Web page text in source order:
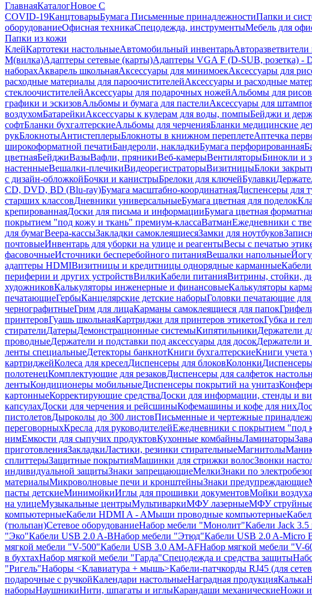
ГлавнаяКаталогНовое С
COVID-19КанцтоварыБумага Письменные принадлежностиПапки и
оборудованиеОфисная техникаСпецодежда, инструментыМебель для
Папки из кожи
КлейКартотеки настольныеАвтомобильный инвентарь
M(вилка)Адаптеры сетевые (карты)Адаптеры VGA F (D-SUB, розетка) -
наборахАкварель школьнаяАксессуары для минимоекАксессуары для
расходные материалы для пароочистителейАксессуары и расходные
стеклоочистителейАксессуары для подарочных ножейАльбомы для
графики и эскизовАльбомы и бумага для пастелиАксессуары для
воздухомБатарейкиАксессуары к кулерам для воды, помпыБейджи и
софтБланки бухгалтерскиеАльбомы для черченияБланки медицинские
рукБлокнотыАнтистеплерыБлокноты в книжном переплетеАптечка
широкоформатной печатиБандероли, накладкиБумага перфорированная
цветнаяБейджиВазыВафли, пряникиВеб-камерыВентиляторыБинокли и
настенныеВешалки-плечикиВидеорегистраторыВизитницыБлоки
с дизайн-обложкойБочки и канистрыБрелоки для ключейБулавки
CD, DVD, BD (Blu-ray)Бумага масштабно-координатнаяДиспенсеры для
старших классовДневники универсальныеБумага цветная для поделок
крепированнаяДоски для письма и информацииБумага цветная
покрытием "под кожу и ткань" премиум-классаВатманЕжедневники с
для бумагВеера-кассыЗакладки самоклеящиесяЗамки для ноутбуков
почтовыеИнвентарь для уборки на улице и реагентыВесы с печатью
фасовочныеИсточники бесперебойного питанияВешалки напольные
адаптеры HDMIВизитницы и кредитницы однорядные карманные
периферии и других устройствВилкиКабели питанияВитрины, стойки,
художниковКалькуляторы инженерные и финансовыеКалькуляторы
печатающиеГербыКанцелярские детские наборыГоловки печатающие для
чернографитныеГрим для лицаКарманы самоклеящиеся для папок
принтеровГуашь школьнаяКартриджи для принтеров этикетокГубка и
стирателиДатерыДемонстрационные системыКипятильникиДержатели
проводныеДержатели и подставки под аксессуары для досокДержатели
ленты специальныеДетекторы банкнотКниги бухгалтерскиеКниги учета
картриджейКолеса для креселДиспенсеры для блоковКолонки
полотенецКомплектующие для резаковДиспенсеры для салфеток
лентыКондиционеры мобильныеДиспенсеры покрытий на унитаз
картонныеКорректирующие средстваДоски для информации, стенды и
капсулахДоски для черчения и рейсшиныКофемашины и кофе для них
пистолетовДыроколы до 300 листовПисьменные и чертежные
переговорныхКресла для руководителейЕжедневники с покрытием "под
нимЕмкости для сыпучих продуктовКухонные комбайныЛаминаторы
приготовленияЗакладкиЛастики, резинки стирательныеМагнитолы
сплиттерыЗащитные покрытияМашинки для стрижки волосЗвонки
индивидуальной защитыЗнаки запрещающиеМелкиЗнаки по
материалыМикроволновые печи и кронштейныЗнаки предупреждающие
пасты детскиеМинимойкиИглы для прошивки документовМойки воздуха
на улицеМузыкальные центрыМультиваркиМФУ лазерныеМФУ
компьютерныеКабели HDMI A - AМыши проводные компьютерные
(тюльпан)Сетевое оборудованиеНабор мебели "Монолит"Кабели Jack 3.5
"Эко"Кабели USB 2.0 A-BНабор мебели "Этюд"Кабели USB 2.0 A-Micro
мягкой мебели "V-500"Кабели USB 3.0 AM-AFНабор мягкой мебели "V-
в бухтахНабор мягкой мебели "Гарда"Спецодежда и средства защиты
"Ригель"Наборы <Клавиатура + мышь>Кабели-патчкорды RJ45 (для
подарочные с ручкойКалендари настольныеНаградная продукцияКалька
наборыНаушникиНити, шпагаты и иглыКарандаши механическиеНожи и